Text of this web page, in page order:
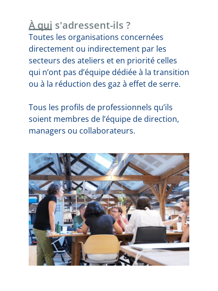
À qui s'adressent-ils ?
Toutes les organisations concernées
directement ou indirectement par les
secteurs des ateliers et en priorité celles
qui n’ont pas d’équipe dédiée à la transition
ou à la réduction des gaz à effet de serre.
Tous les profils de professionnels qu’ils
soient membres de l’équipe de direction,
managers ou collaborateurs.